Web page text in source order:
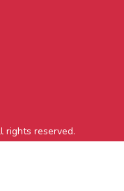
rights reserved.